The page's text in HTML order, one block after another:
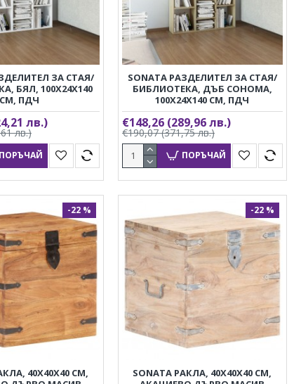
ЗА СТАЯ/
БЯЛ, 100X24X140
СМ, ПДЧ
лв.)
лв.)
ПОРЪЧАЙ
SONATA РАЗДЕЛИТЕЛ ЗА СТАЯ/
БИБЛИОТЕКА, ДЪБ СОНОМА,
100X24X140 СМ, ПДЧ
€148,26 (289,96 лв.)
€190,07(371,75 лв.)
ПОРЪЧАЙ
-22 %
40X40X40 СМ,
-22 %
SONATA РАКЛА, 40X40X40 СМ,